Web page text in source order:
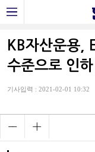
KB자산운용,
수준으로 인하
기사입력 : 2021-02-01 10:32